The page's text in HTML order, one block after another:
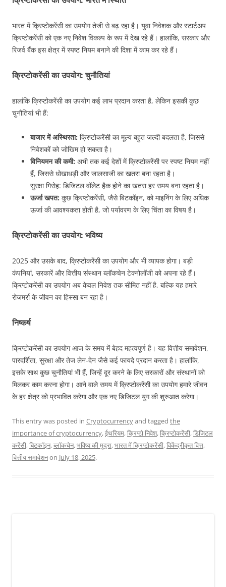
भारत में क्रिप्टोकरेंसी का उपयोग तेजी से बढ़ रहा है। युवा निवेशक और स्टार्टअप
क्रिप्टोकरेंसी को एक नए निवेश विकल्प के रूप में देख रहे हैं। हालांकि, सरकार और
रिजर्व बैंक इस क्षेत्र में स्पष्ट नियम बनाने की दिशा में काम कर रहे हैं।
क्रिप्टोकरेंसी का उपयोग: चुनौतियां
हालांकि क्रिप्टोकरेंसी का उपयोग कई लाभ प्रदान करता है, लेकिन इसकी कुछ
चुनौतियां भी हैं:
बाजार में अस्थिरता: क्रिप्टोकरेंसी का मूल्य बहुत जल्दी बदलता है, जिससे
निवेशकों को जोखिम हो सकता है।
विनियमन की कमी: अभी तक कई देशों में क्रिप्टोकरेंसी पर स्पष्ट नियम नहीं
हैं, जिससे धोखाधड़ी और जालसाजी का खतरा बना रहता है।
सुरक्षा गिरोह: डिजिटल वॉलेट हैक होने का खतरा हर समय बना रहता है।
ऊर्जा खपत: कुछ क्रिप्टोकरेंसी, जैसे बिटकॉइन, को माइनिंग के लिए अधिक
ऊर्जा की आवश्यकता होती है, जो पर्यावरण के लिए चिंता का विषय है।
क्रिप्टोकरेंसी का उपयोग: भविष्य
2025 और उसके बाद, क्रिप्टोकरेंसी का उपयोग और भी व्यापक होगा। बड़ी
कंपनियां, सरकारें और वित्तीय संस्थान ब्लॉकचेन टेक्नोलॉजी को अपना रहे हैं।
क्रिप्टोकरेंसी का उपयोग अब केवल निवेश तक सीमित नहीं है, बल्कि यह हमारे
रोजमर्रा के जीवन का हिस्सा बन रहा है।
निष्कर्ष
क्रिप्टोकरेंसी का उपयोग आज के समय में बेहद महत्वपूर्ण है। यह वित्तीय समावेशन,
पारदर्शिता, सुरक्षा और तेज लेन-देन जैसे कई फायदे प्रदान करता है। हालांकि,
इसके साथ कुछ चुनौतियां भी हैं, जिन्हें दूर करने के लिए सरकारों और संस्थानों को
मिलकर काम करना होगा। आने वाले समय में क्रिप्टोकरेंसी का उपयोग हमारे जीवन
के हर क्षेत्र को प्रभावित करेगा और एक नए डिजिटल युग की शुरुआत करेगा।
This entry was posted in Cryptocurrencyand tagged the
importance of cryptocurrency,ईथरियम,क्रिप्टो निवेश,क्रिप्टोकरेंसी,डिजिटल
करेंसी,बिटकॉइन,ब्लॉकचेन,भविष्य की मुद्रा,भारत में क्रिप्टोकरेंसी,विकेंद्रीकृत वित्त,
वित्तीय समावेशनon July 18, 2025.